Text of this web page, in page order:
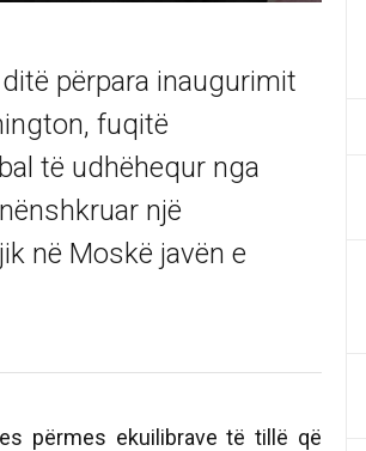
përpara inaugurimit
fuqitë
të udhëhequr nga
një
në Moskë javën e
përmes ekuilibrave të tillë që